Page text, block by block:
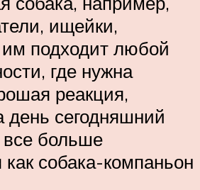
ищейки,
подходит любой
где нужна
реакция,
сегодняшний
больше
как собака-компаньон